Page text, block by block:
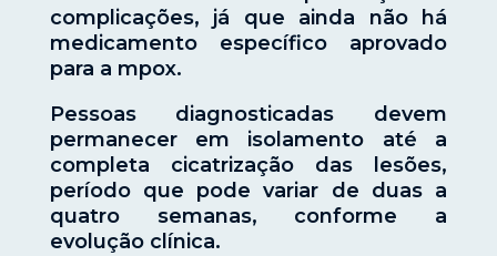
complicações, já que ainda não há
medicamento específico aprovado
para a mpox.
Pessoas diagnosticadas devem
permanecer em isolamento até a
completa cicatrização das lesões,
período que pode variar de duas a
quatro semanas, conforme a
evolução clínica.